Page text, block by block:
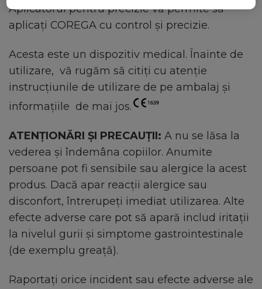
Aplicatorul pentru precizie vă permite să
aplicați COREGA cu control și precizie.
Acesta este un dispozitiv medical. Înainte de
utilizare, vă rugăm să citiți cu atenție
instrucțiunile de utilizare de pe ambalaj și
informaţiile de mai jos.
ATENŢIONĂRI ŞI PRECAUŢII: A nu se lăsa la
vederea şi îndemâna copiilor. Anumite
persoane pot fi sensibile sau alergice la acest
produs. Dacă apar reacţii alergice sau
disconfort, întrerupeţi imediat utilizarea. Alte
efecte adverse care pot să apară includ iritații
la nivelul gurii și simptome gastrointestinale
(de exemplu greață).
Raportați orice incident sau efecte adverse ale